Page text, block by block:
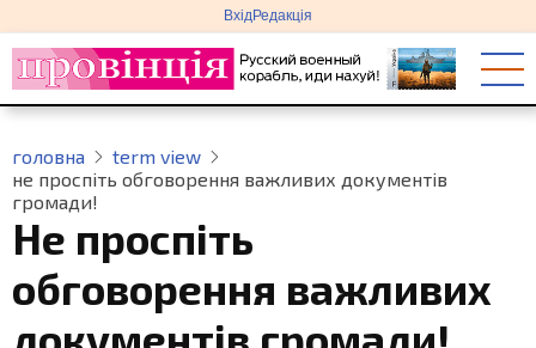
до
основного
вмісту
меню
облікового
запису
користувача
ВхідРедакція
головна
term view
не проспіть обговорення важливих документів
громади!
Не проспіть
обговорення важливих